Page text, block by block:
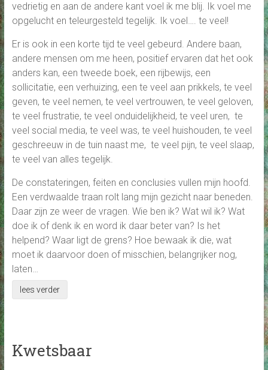
vedrietig en aan de andere kant voel ik me blij. Ik voel me
opgelucht en teleurgesteld tegelijk. Ik voel…. te veel!
Er is ook in een korte tijd te veel gebeurd. Andere baan,
andere mensen om me heen, positief ervaren dat het ook
anders kan, een tweede boek, een rijbewijs, een
sollicitatie, een verhuizing, een te veel aan prikkels, te veel
geven, te veel nemen, te veel vertrouwen, te veel geloven,
te veel frustratie, te veel onduidelijkheid, te veel uren, te
veel social media, te veel was, te veel huishouden, te veel
geschreeuw in de tuin naast me, te veel pijn, te veel slaap,
te veel van alles tegelijk.
De constateringen, feiten en conclusies vullen mijn hoofd.
Een verdwaalde traan rolt lang mijn gezicht naar beneden.
Daar zijn ze weer de vragen. Wie ben ik? Wat wil ik? Wat
doe ik of denk ik en word ik daar beter van? Is het
helpend? Waar ligt de grens? Hoe bewaak ik die, wat
moet ik daarvoor doen of misschien, belangrijker nog,
laten…
lees verder
Kwetsbaar